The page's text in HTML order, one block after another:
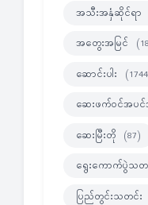
အသီးအနှံဆိုင်ရာ
အတွေးအမြင်
ဆောင်းပါး
ဆေးဖက်ဝင်အပင်
ဆေးမြီးတို (87)
ရွေးကောက်ပွဲသတ
ပြည်တွင်းသတင်း